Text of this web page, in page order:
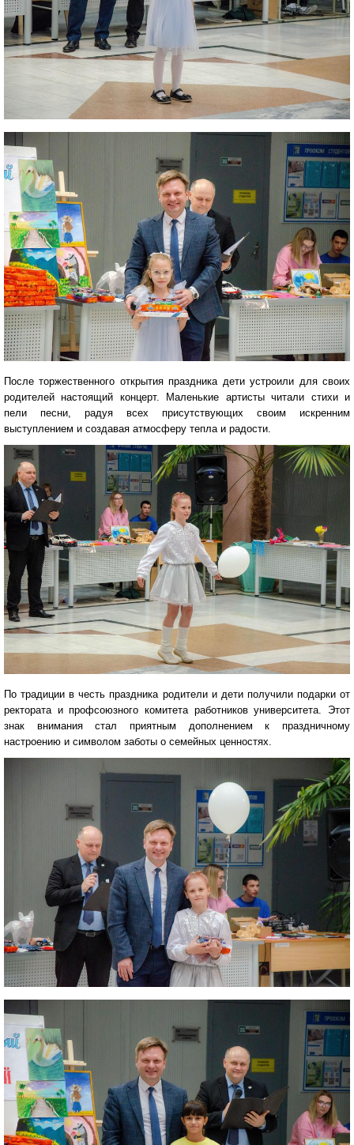
После торжественного открытия праздника дети устроили для своих
родителей настоящий концерт. Маленькие артисты читали стихи и
пели песни, радуя всех присутствующих своим искренним
выступлением и создавая атмосферу тепла и радости.
По традиции в честь праздника родители и дети получили подарки от
ректората и профсоюзного комитета работников университета. Этот
знак внимания стал приятным дополнением к праздничному
настроению и символом заботы о семейных ценностях.